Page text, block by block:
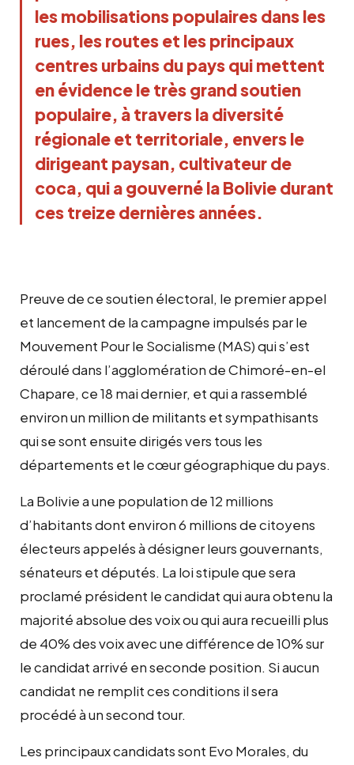
les mobilisations populaires dans les
rues, les routes et les principaux
centres urbains du pays qui mettent
en évidence le très grand soutien
populaire, à travers la diversité
régionale et territoriale, envers le
dirigeant paysan, cultivateur de
coca, qui a gouverné la Bolivie durant
ces treize dernières années.
Preuve de ce soutien électoral, le premier appel
et lancement de la campagne impulsés par le
Mouvement Pour le Socialisme (MAS) qui s’est
déroulé dans l’agglomération de Chimoré-en-el
Chapare, ce 18 mai dernier, et qui a rassemblé
environ un million de militants et sympathisants
qui se sont ensuite dirigés vers tous les
départements et le cœur géographique du pays.
La Bolivie a une population de 12 millions
d’habitants dont environ 6 millions de citoyens
électeurs appelés à désigner leurs gouvernants,
sénateurs et députés. La loi stipule que sera
proclamé président le candidat qui aura obtenu la
majorité absolue des voix ou qui aura recueilli plus
de 40% des voix avec une différence de 10% sur
le candidat arrivé en seconde position. Si aucun
candidat ne remplit ces conditions il sera
procédé à un second tour.
Les principaux candidats sont Evo Morales, du